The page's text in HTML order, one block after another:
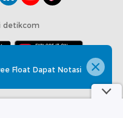
detikcom
All right reserved
Float Dapat Notasi